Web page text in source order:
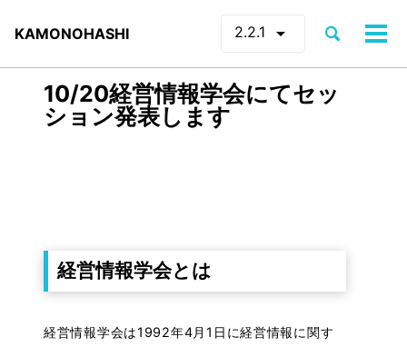
KAMONOHASHI 2.2.1 arrow_drop_down
Toggle
10/20経営情報学会にてセッ
ション発表します
経営情報学会とは
経営情報学会は1992年4月1日に経営情報に関す